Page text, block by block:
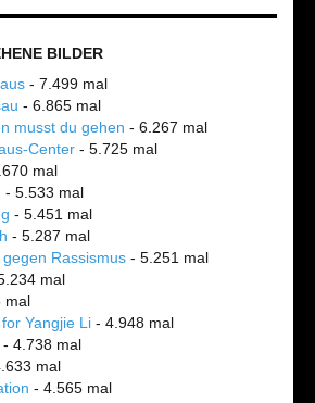
BILDER
- 7.499 mal
- 6.865 mal
musst du gehen - 6.267 mal
Center - 5.725 mal
mal
- 5.533 mal
- 5.451 mal
- 5.287 mal
Rassismus - 5.251 mal
mal
mal
Yangjie Li - 4.948 mal
- 4.738 mal
mal
- 4.565 mal